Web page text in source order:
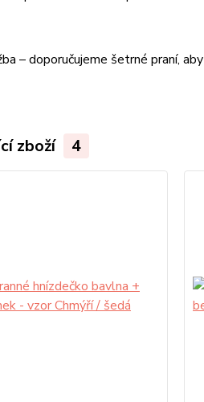
– doporučujeme šetrné praní,
zboží 4